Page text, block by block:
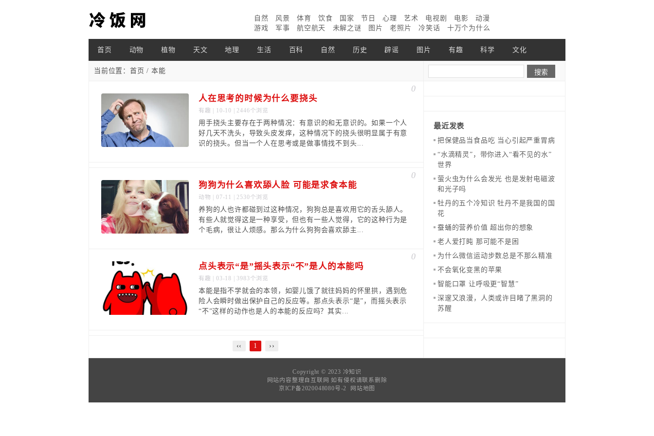
自然 风景 体育 饮食 国家 节日 心理 艺术 电视剧 电影
动漫
游戏
军事 航空航天 未解之谜 图片 老照片 冷笑话 十万个为什么
首页 动物 植物 天文 地理 生活 百科 自然 历史 辟谣 图片 有趣 科学 文化
当前位置： 首页 / 本能
0
人在思考的时候为什么要挠头
有趣 | 10-10 | 2446个浏览
用手挠头主要存在于两种情况：有意识的和无意识的。如果一个人
好几天不洗头，导致头皮发痒，这种情况下的挠头很明显属于有意
识的挠头。但当一个人在思考或是做事情找不到头...
0
狗狗为什么喜欢舔人脸 可能是求食本能
动物 | 07-11 | 2530个浏览
养狗的人也许都碰到过这种情况，狗狗总是喜欢用它的舌头舔人。
有些人就觉得这是一种享受，但也有一些人觉得，它的这种行为是
个毛病，很让人烦感。那么为什么狗狗会喜欢舔主...
0
点头表示“是”摇头表示“不”是人的本能吗
有趣 | 03-18 | 3983个浏览
本能是指不学就会的本领，如婴儿饿了就往妈妈的怀里拱，遇到危
险人会瞬时做出保护自己的反应等。那点头表示“是”，而摇头表示
“不”这样的动作也是人的本能的反应吗？其实...
‹‹ 1 ››
最近发表
把保健品当食品吃 当心引起严重胃病
“水滴精灵”，带你进入“看不见的水”
世界
萤火虫为什么会发光 也是发射电磁波
和光子吗
牡丹的五个冷知识 牡丹不是我国的国
花
蚕蛹的营养价值 超出你的想象
老人爱打盹 那可能不是困
为什么微信运动步数总是不那么精准
不会氧化变黑的苹果
智能口罩 让呼吸更“智慧”
深邃又浪漫，人类或许目睹了黑洞的
苏醒
Copyright © 2023 冷知识
网站内容整理自互联网 如有侵权请联系删除
京ICP备2020048080号-2
网站地图